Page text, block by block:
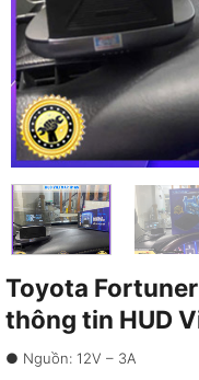
Toyota
thông tin HUD
● Nguồn: 12V – 3A